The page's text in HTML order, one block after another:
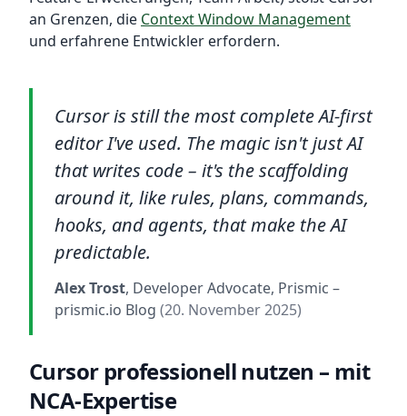
an Grenzen, die Context Window Management
und erfahrene Entwickler erfordern.
Cursor is still the most complete AI-first
editor I've used. The magic isn't just AI
that writes code – it's the scaffolding
around it, like rules, plans, commands,
hooks, and agents, that make the AI
predictable.
Alex Trost, Developer Advocate, Prismic –
prismic.io Blog (20. November 2025)
Cursor professionell nutzen – mit
NCA-Expertise